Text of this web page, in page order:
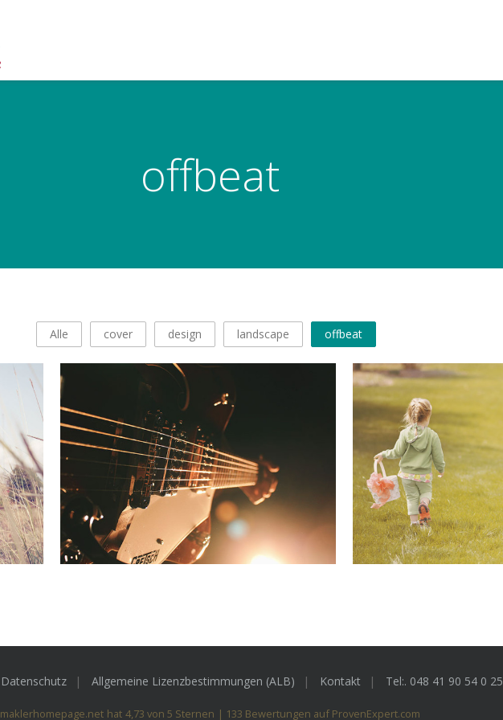
offbeat
Alle cover design landscape offbeat
Datenschutz Allgemeine Lizenzbestimmungen (ALB) Kontakt Tel:. 048 41 90 54 0 25
maklerhomepage.net hat 4,73 von 5 Sternen | 133 Bewertungen auf ProvenExpert.com